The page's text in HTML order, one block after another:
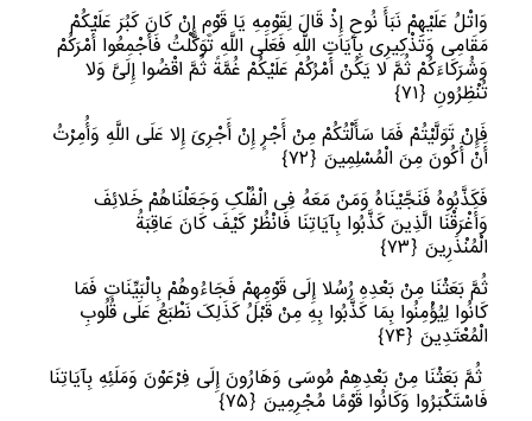
وَاتْلُ عَلَیْهِمْ نَبَأَ نُوحٍ إِذْ قَالَ لِقَوْمِهِ یَا قَوْمِ إِنْ کَانَ کَبُرَ عَلَیْکُمْ
مَقَامِی وَتَذْکِیرِی بِآیَاتِ اللَّهِ فَعَلَى اللَّهِ تَوَکَّلْتُ فَأَجْمِعُوا أَمْرَکُمْ
وَشُرَکَاءَکُمْ ثُمَّ لا یَکُنْ أَمْرُکُمْ عَلَیْکُمْ غُمَّةً ثُمَّ اقْضُوا إِلَیَّ وَلا
تُنْظِرُونِ ﴿٧١﴾
فَإِنْ تَوَلَّیْتُمْ فَمَا سَأَلْتُکُمْ مِنْ أَجْرٍ إِنْ أَجْرِیَ إِلا عَلَى اللَّهِ وَأُمِرْتُ
أَنْ أَکُونَ مِنَ الْمُسْلِمِینَ ﴿٧٢﴾
فَکَذَّبُوهُ فَنَجَّیْنَاهُ وَمَنْ مَعَهُ فِی الْفُلْکِ وَجَعَلْنَاهُمْ خَلائِفَ
وَأَغْرَقْنَا الَّذِینَ کَذَّبُوا بِآیَاتِنَا فَانْظُرْ کَیْفَ کَانَ عَاقِبَةُ
الْمُنْذَرِینَ ﴿٧٣﴾
ثُمَّ بَعَثْنَا مِنْ بَعْدِهِ رُسُلا إِلَى قَوْمِهِمْ فَجَاءُوهُمْ بِالْبَیِّنَاتِ فَمَا
کَانُوا لِیُؤْمِنُوا بِمَا کَذَّبُوا بِهِ مِنْ قَبْلُ کَذَلِکَ نَطْبَعُ عَلَى قُلُوبِ
الْمُعْتَدِینَ ﴿٧٤﴾
ثُمَّ بَعَثْنَا مِنْ بَعْدِهِمْ مُوسَى وَهَارُونَ إِلَى فِرْعَوْنَ وَمَلَئِهِ بِآیَاتِنَا
فَاسْتَکْبَرُوا وَکَانُوا قَوْمًا مُجْرِمِینَ ﴿٧٥﴾